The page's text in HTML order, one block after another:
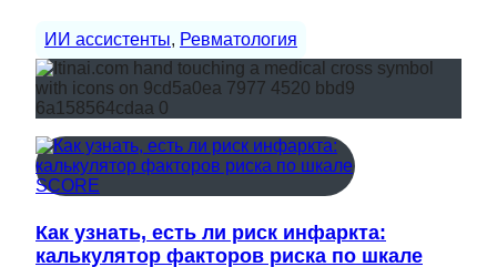
ИИ ассистенты, Ревматология
Как узнать, есть ли риск инфаркта:
калькулятор факторов риска по шкале